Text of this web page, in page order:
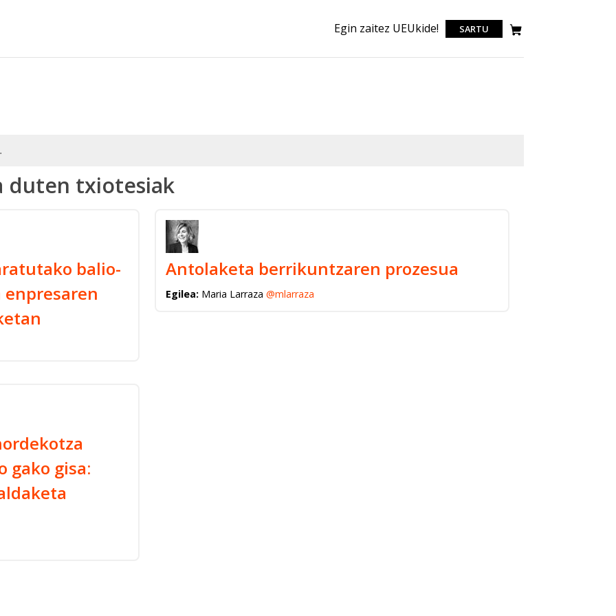
Egin zaitez UEUkide! SARTU
duten txiotesiak
balio-
Antolaketa berrikuntzaren prozesua
Egilea: Maria Larraza @mlarraza
gako gisa: